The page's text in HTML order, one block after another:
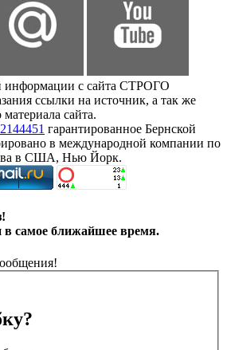
информации с сайта СТРОГО
ссылки на источник, а так же
сайта.
гарантированное Бернской
в международной компании по
в США, Нью Йорк.
самое ближайшее время.